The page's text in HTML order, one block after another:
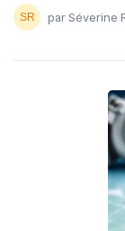
par Séverine